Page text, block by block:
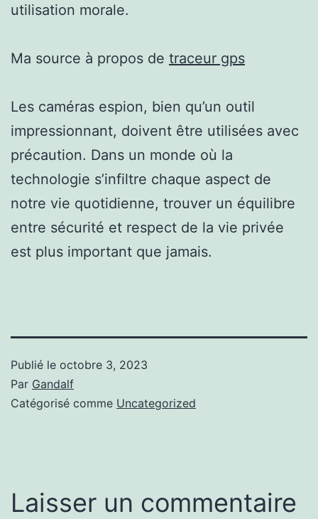
utilisation morale.
Ma source à propos de traceur gps
Les caméras espion, bien qu’un outil
impressionnant, doivent être utilisées avec
précaution. Dans un monde où la
technologie s’infiltre chaque aspect de
notre vie quotidienne, trouver un équilibre
entre sécurité et respect de la vie privée
est plus important que jamais.
Publié le octobre 3, 2023
Par Gandalf
Catégorisé comme Uncategorized
Laisser un commentaire